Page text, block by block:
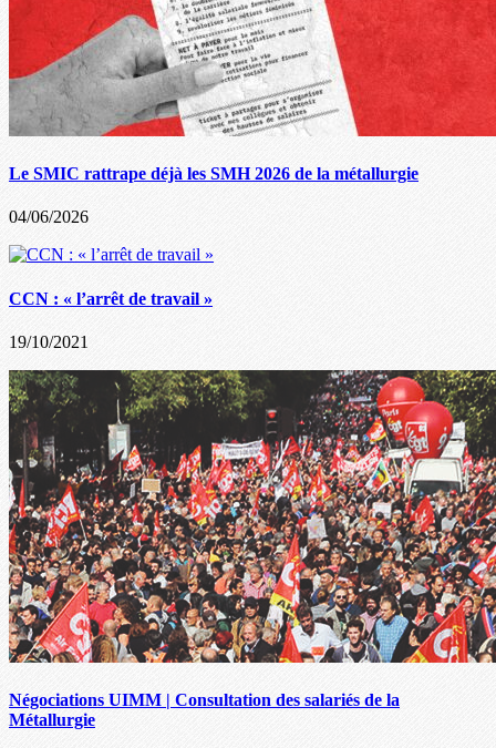
Le SMIC rattrape déjà les SMH 2026 de la métallurgie
04/06/2026
CCN : « l’arrêt de travail »
19/10/2021
Négociations UIMM | Consultation des salariés de la
Métallurgie